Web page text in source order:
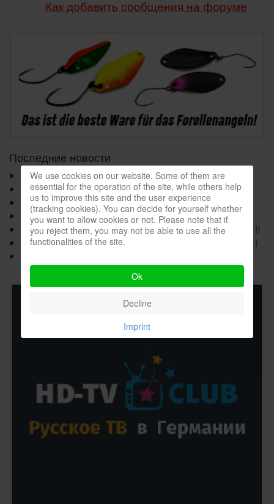
Как добавить сообщения на форуме
Последние новости
ТОП-5 воблеров на щуку.
Мои уловистые воблеры на щуку.
ТОП-3 приманки на щуку.
Как ловить в корягах.
Международное соревнование ATLAS 2024. Часть II
Международное соревнование ATLAS 2024. Часть I
We use cookies on our website. Some of them are
essential for the operation of the site, while others help
us to improve this site and the user experience
(tracking cookies). You can decide for yourself whether
you want to allow cookies or not. Please note that if
you reject them, you may not be able to use all the
functionalities of the site.
Ok
Decline
Imprint